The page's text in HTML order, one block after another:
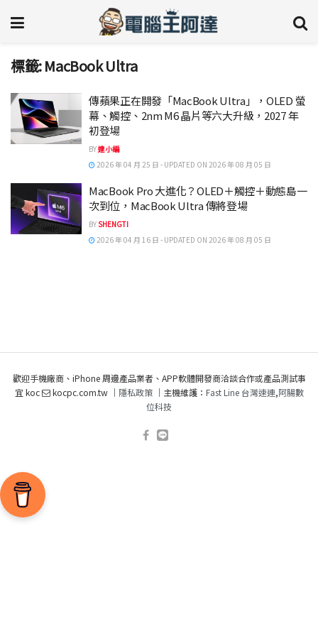
標籤:MacBook Ultra
傳蘋果正在開發「MacBook Ultra」，OLED 螢
幕、觸控、2nm M6 晶片等六大升級，2027 年
初登場
BY達小編
2026 年 04 月 25 日 - UPDATED ON 2026 年 08 月 05 日
MacBook Pro 大進化？OLED＋觸控＋動態島一
次到位，MacBook Ultra 傳將登場
BYSHENGTI
2026 年 04 月 16 日 - UPDATED ON 2026 年 08 月 05 日
歡迎手機廠商、iPhone 周邊產品業者、APP軟體開發商洽談合作或產品測試事
宜 koc
kocpc.com.tw ｜ 隱私政策｜主機維護： Fast Line 台灣速連,阿腸數
位科技